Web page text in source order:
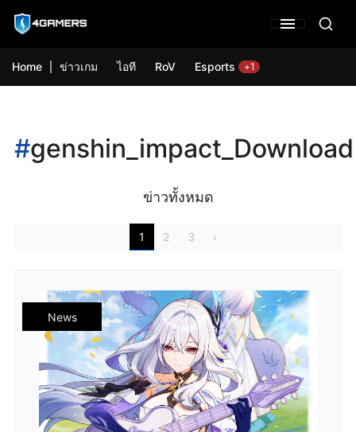
Home ข่าวเกม ไอที RoV Esports +1
#genshin_impact_Download
ข่าวทั้งหมด
1 2 3 ›
News